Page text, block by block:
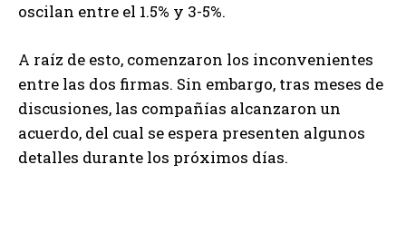
oscilan entre el 1.5% y 3-5%.
A raíz de esto, comenzaron los inconvenientes
entre las dos firmas. Sin embargo, tras meses de
discusiones, las compañías alcanzaron un
acuerdo, del cual se espera presenten algunos
detalles durante los próximos días.